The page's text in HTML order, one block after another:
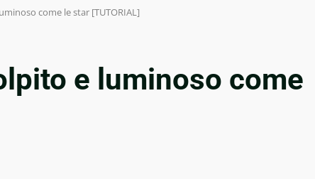
come le star [TUTORIAL]
e luminoso come